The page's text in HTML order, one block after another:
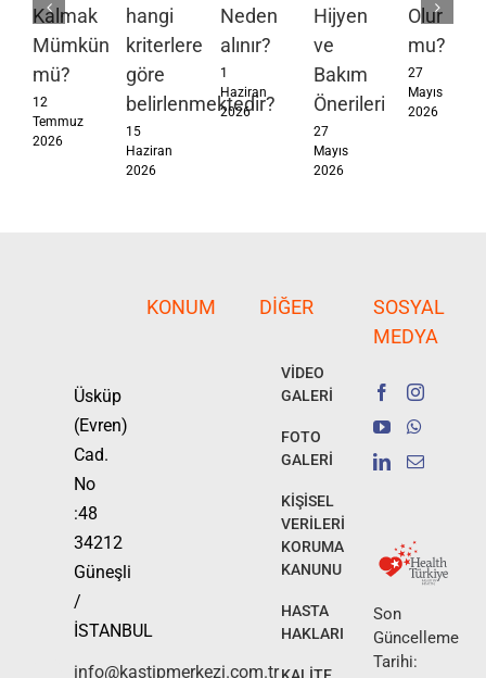
Kalmak
Mümkün
mü?
12
Temmuz
2026
hangi
kriterlere
göre
belirlenmektedir?
15
Haziran
2026
Neden
alınır?
1
Haziran
2026
Hijyen
ve
Bakım
Önerileri
27
Mayıs
2026
Olur
mu?
27
Mayıs
2026
Üsküp
(Evren)
Cad.
No
:48
34212
Güneşli
/
İSTANBUL
info@kastipmerkezi.com.tr
KONUM DIĞER
VİDEO
GALERİ
FOTO
GALERİ
KİŞİSEL
VERİLERİ
KORUMA
KANUNU
HASTA
HAKLARI
KALİTE
SOSYAL
MEDYA
Son
Güncelleme
Tarihi: